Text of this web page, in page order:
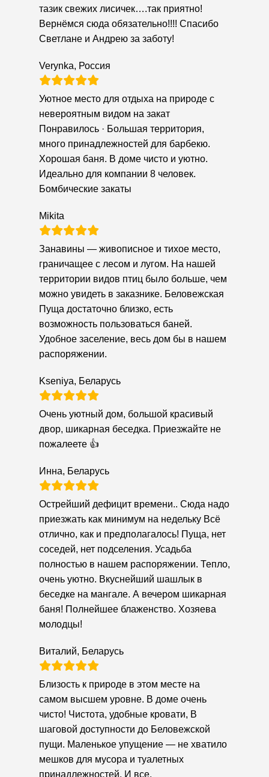
тазик свежих лисичек….так приятно!
Вернёмся сюда обязательно!!!! Спасибо
Светлане и Андрею за заботу!
Verynka, Россия
Уютное место для отдыха на природе с
невероятным видом на закат
Понравилось · Большая территория,
много принадлежностей для барбекю.
Хорошая баня. В доме чисто и уютно.
Идеально для компании 8 человек.
Бомбические закаты
Mikita
Занавины — живописное и тихое место,
граничащее с лесом и лугом. На нашей
территории видов птиц было больше, чем
можно увидеть в заказнике. Беловежская
Пуща достаточно близко, есть
возможность пользоваться баней.
Удобное заселение, весь дом бы в нашем
распоряжении.
Kseniya, Беларусь
Очень уютный дом, большой красивый
двор, шикарная беседка. Приезжайте не
пожалеете 👍
Инна, Беларусь
Острейший дефицит времени.. Сюда надо
приезжать как минимум на недельку Всё
отлично, как и предполагалось! Пуща, нет
соседей, нет подселения. Усадьба
полностью в нашем распоряжении. Тепло,
очень уютно. Вкуснейший шашлык в
беседке на мангале. А вечером шикарная
баня! Полнейшее блаженство. Хозяева
молодцы!
Виталий, Беларусь
Близость к природе в этом месте на
самом высшем уровне. В доме очень
чисто! Чистота, удобные кровати, В
шаговой доступности до Беловежской
пущи. Маленькое упущение — не хватило
мешков для мусора и туалетных
принадлежностей. И все.